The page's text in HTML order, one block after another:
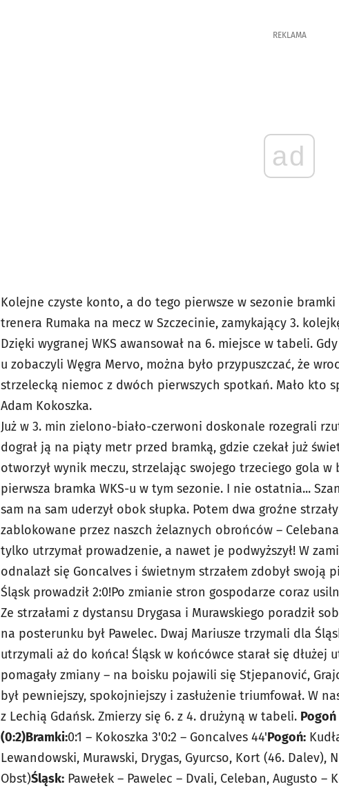
REKLAMA
ad
Kolejne czyste konto, a do tego pierwsze w sezonie
trenera Rumaka na mecz w Szczecinie, zamykający 3.
Dzięki wygranej WKS awansował na 6. miejsce w tabeli.
u zobaczyli Węgra Mervo, można było przypuszczać, że
strzelecką niemoc z dwóch pierwszych spotkań. Mało kto
Adam Kokoszka.
Już w 3. min zielono-biało-czerwoni doskonale rozegrali
dograł ją na piąty metr przed bramką, gdzie czekał już
otworzył wynik meczu, strzelając swojego trzeciego gola w
pierwsza bramka WKS-u w tym sezonie. I nie ostatnia...
sam na sam uderzył obok słupka. Potem dwa groźne
zablokowane przez naszch żelaznych obrońców –
tylko utrzymał prowadzenie, a nawet je podwyższył! W
odnalazł się Goncalves i świetnym strzałem zdobył swoją
Śląsk prowadził 2:0!Po zmianie stron gospodarze coraz
Ze strzałami z dystansu Drygasa i Murawskiego poradził
na posterunku był Pawelec. Dwaj Mariusze trzymali dla
utrzymali aż do końca! Śląsk w końcówce starał się dłużej
pomagały zmiany – na boisku pojawili się Stjepanović,
był pewniejszy, spokojniejszy i zasłużenie triumfował. W
z Lechią Gdańsk. Zmierzy się 6. z 4. drużyną w tabeli. Pogoń
(0:2)Bramki:0:1 – Kokoszka 3'0:2 – Goncalves 44'Pogoń:
Lewandowski, Murawski, Drygas, Gyurcso, Kort (46. Dalev),
Obst)Śląsk: Pawełek – Pawelec – Dvali, Celeban, Augusto